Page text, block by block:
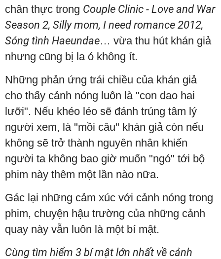
chân thực trong Couple Clinic - Love and War
Season 2, Silly mom, I need romance 2012,
Sóng tình Haeundae… vừa thu hút khán giả
nhưng cũng bị la ó không ít.
Những phản ứng trái chiều của khán giả
cho thấy cảnh nóng luôn là "con dao hai
lưỡi". Nếu khéo léo sẽ đánh trúng tâm lý
người xem, là "mồi câu" khán giả còn nếu
không sẽ trở thành nguyên nhân khiến
người ta không bao giờ muốn "ngó" tới bộ
phim này thêm một lần nào nữa.
Gác lại những cảm xúc với cảnh nóng trong
phim, chuyện hậu trường của những cảnh
quay này vẫn luôn là một bí mật.
Cùng tìm hiểm 3 bí mật lớn nhất về cảnh